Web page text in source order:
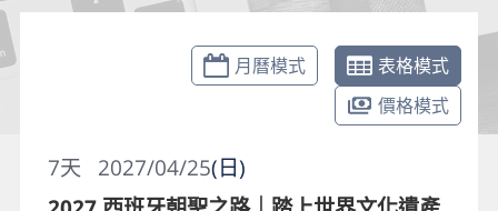
月曆模式
表格模式
價格模式
2027/04/25(日)
7天